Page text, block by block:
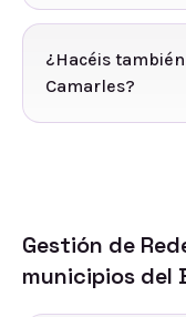
¿Hacéis
Camarles?
Gestión de
municipios del